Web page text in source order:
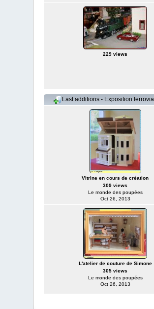
229 views
Last additions - Exposition
Vitrine en cours de création
309 views
Le monde des poupées
Oct 26, 2013
L'atelier de couture de Simone
305 views
Le monde des poupées
Oct 26, 2013